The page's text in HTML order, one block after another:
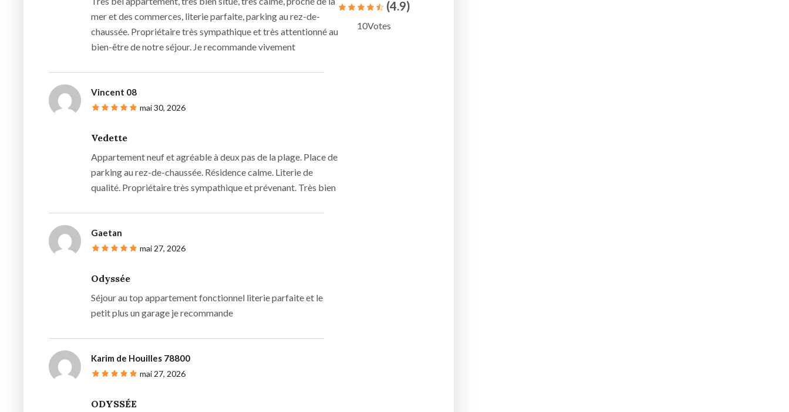
mer et des commerces, literie parfaite, parking au rez-de-
chaussée. Propriétaire très sympathique et très attentionné au
bien-être de notre séjour. Je recommande vivement
Vincent 08
mai 30, 2026
Vedette
Appartement neuf et agréable à deux pas de la plage. Place de
parking au rez-de-chaussée. Résidence calme. Literie de
qualité. Propriétaire très sympathique et prévenant. Très bien
Gaetan
mai 27, 2026
Odyssée
Séjour au top appartement fonctionnel literie parfaite et le
petit plus un garage je recommande
Karim de Houilles 78800
mai 27, 2026
ODYSSÉE
(4.9)
10Votes